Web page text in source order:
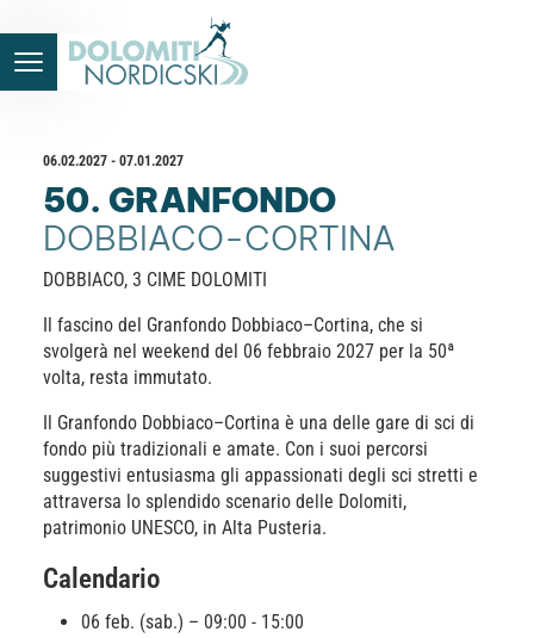
06.02.2027 - 07.01.2027
50. GRANFONDO
DOBBIACO-CORTINA
DOBBIACO, 3 CIME DOLOMITI
Il fascino del Granfondo Dobbiaco–Cortina, che si
svolgerà nel weekend del 06 febbraio 2027 per la 50ª
volta, resta immutato.
Il Granfondo Dobbiaco–Cortina è una delle gare di sci di
fondo più tradizionali e amate. Con i suoi percorsi
suggestivi entusiasma gli appassionati degli sci stretti e
attraversa lo splendido scenario delle Dolomiti,
patrimonio UNESCO, in Alta Pusteria.
Calendario
06 feb. (sab.) – 09:00 - 15:00